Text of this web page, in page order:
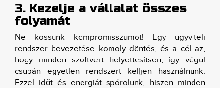
3. Kezelje a vállalat összes
folyamát
Ne kössünk kompromisszumot! Egy ügyviteli
rendszer bevezetése komoly döntés, és a cél az,
hogy minden szoftvert helyettesítsen, így végül
csupán egyetlen rendszert kelljen használnunk.
Ezzel időt és energiát spórolunk, hiszen minden